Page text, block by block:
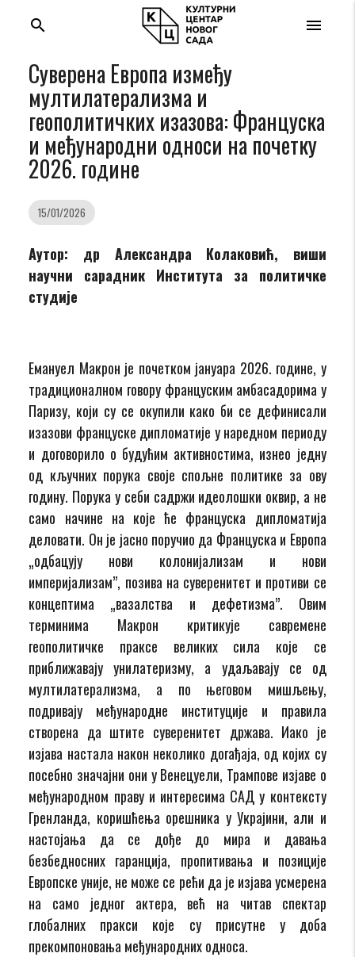
menu
search
Суверена Европа између
мултилатерализма и
геополитичких изазова: Француска
и међународни односи на почетку
2026. године
15/01/2026
Аутор: др Александра Колаковић, виши
научни сарадник Института за политичке
студије
Емануел Макрон је почетком јануара 2026. године, у
традиционалном говору француским амбасадорима у
Паризу, који су се окупили како би се дефинисали
изазови француске дипломатије у наредном периоду
и договорило о будућим активностима, изнео једну
од кључних порука своје спољне политике за ову
годину. Порука у себи садржи идеолошки оквир, а не
само начине на које ће француска дипломатија
деловати. Он је јасно поручио да Француска и Европа
„одбацују нови колонијализам и нови
империјализам”, позива на суверенитет и противи се
концептима „вазалства и дефетизма”. Овим
терминима Макрон критикује савремене
геополитичке праксе великих сила које се
приближавају унилатеризму, а удаљавају се од
мултилатерализма, а по његовом мишљењу,
подривају међународне институције и правила
створена да штите суверенитет држава. Иако је
изјава настала након неколико догађаја, од којих су
посебно значајни они у Венецуели, Трампове изјаве о
међународном праву и интересима САД у контексту
Гренланда, коришћења орешника у Украјини, али и
настојања да се дође до мира и давања
безбедносних гаранција, пропитивања и позиције
Европске уније, не може се рећи да је изјава усмерена
на само једног актера, већ на читав спектар
глобалних пракси које су присутне у доба
прекомпоновања међународних односа.